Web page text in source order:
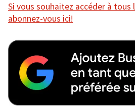
Si vous souhaitez accéder à tous
abonnez-vous ici!